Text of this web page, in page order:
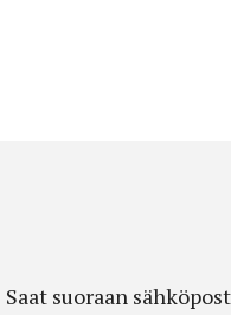
Saat suoraan